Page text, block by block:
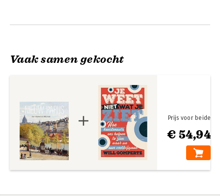
Vaak samen gekocht
€ 54,94
Prijs voor beide